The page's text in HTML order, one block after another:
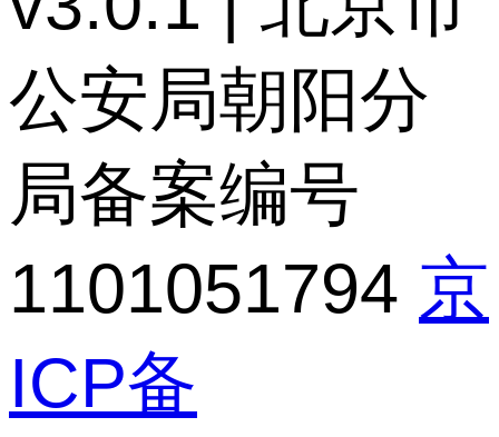
公安局朝阳分
局备案编号
1101051794 京
ICP备